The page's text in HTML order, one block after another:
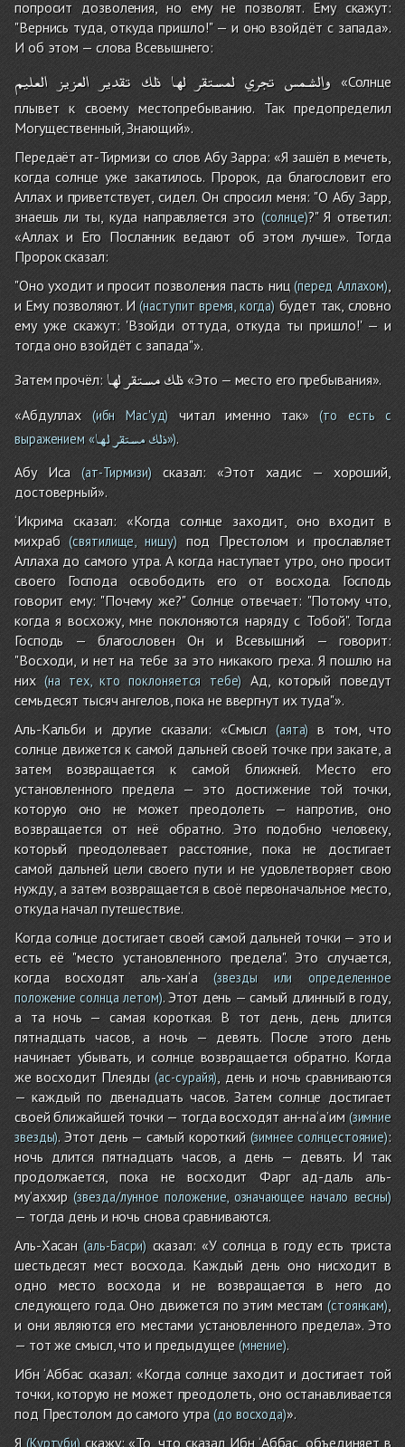
попросит дозволения, но ему не позволят. Ему скажут:
"Вернись туда, откуда пришло!" — и оно взойдёт с запада».
И об этом — слова Всевышнего:
والشمس تجري لمستقر لها ذلك تقدير العزيز العليم
«Солнце
плывет к своему местопребыванию. Так предопределил
Могущественный, Знающий».
Передаёт ат-Тирмизи со слов Абу Зарра: «Я зашёл в мечеть,
когда солнце уже закатилось. Пророк, да благословит его
Аллах и приветствует, сидел. Он спросил меня: "О Абу Зарр,
знаешь ли ты, куда направляется это (солнце)?" Я ответил:
«Аллах и Его Посланник ведают об этом лучше». Тогда
Пророк сказал:
"Оно уходит и просит позволения пасть ниц(перед Аллахом),
и Ему позволяют. И(наступит время, когда) будет так, словно
ему уже скажут: 'Взойди оттуда, откуда ты пришло!' — и
тогда оно взойдёт с запада"».
Затем прочёл:
ذلكمستقرلها
«Это — место его пребывания».
«Абдуллах (ибн Мас'уд) читал именно так»(то есть с
выражением «
ذلكمستقرلها »).
Абу Иса (ат-Тирмизи) сказал: «Этот хадис — хороший,
достоверный».
‘Икрима сказал: «Когда солнце заходит, оно входит в
михраб(святилище, нишу)под Престолом и прославляет
Аллаха до самого утра. А когда наступает утро, оно просит
своего Господа освободить его от восхода. Господь
говорит ему: "Почему же?" Солнце отвечает: "Потому что,
когда я восхожу, мне поклоняются наряду с Тобой". Тогда
Господь — благословен Он и Всевышний — говорит:
"Восходи, и нет на тебе за это никакого греха. Я пошлю на
них(на тех, кто поклоняется тебе) Ад, который поведут
семьдесят тысяч ангелов, пока не ввергнут их туда"».
Аль-Кальби и другие сказали: «Смысл (аята) в том, что
солнце движется к самой дальней своей точке при закате, а
затем возвращается к самой ближней. Место его
установленного предела — это достижение той точки,
которую оно не может преодолеть — напротив, оно
возвращается от неё обратно. Это подобно человеку,
который преодолевает расстояние, пока не достигает
самой дальней цели своего пути и не удовлетворяет свою
нужду, а затем возвращается в своё первоначальное место,
откуда начал путешествие.
Когда солнце достигает своей самой дальней точки — это и
есть её "место установленного предела". Это случается,
когда восходят аль-хан‘а(звезды или определенное
положение солнца летом). Этот день — самый длинный в году,
а та ночь — самая короткая. В тот день, день длится
пятнадцать часов, а ночь — девять. После этого день
начинает убывать, и солнце возвращается обратно. Когда
же восходит Плеяды(ас-сурайя), день и ночь сравниваются
— каждый по двенадцать часов. Затем солнце достигает
своей ближайшей точки — тогда восходят ан-на‘а’им(зимние
звезды). Этот день — самый короткий (зимнее солнцестояние):
ночь длится пятнадцать часов, а день — девять. И так
продолжается, пока не восходит Фарг ад-даль аль-
му’аххир (звезда/лунное положение, означающее начало весны)
— тогда день и ночь снова сравниваются.
Аль-Хасан (аль-Басри) сказал: «У солнца в году есть триста
шестьдесят мест восхода. Каждый день оно нисходит в
одно место восхода и не возвращается в него до
следующего года. Оно движется по этим местам (стоянкам),
и они являются его местами установленного предела». Это
— тот же смысл, что и предыдущее(мнение).
Ибн ‘Аббас сказал: «Когда солнце заходит и достигает той
точки, которую не может преодолеть, оно останавливается
под Престолом до самого утра(до восхода)».
Я(Куртуби) скажу: «То, что сказал Ибн ‘Аббас, объединяет в